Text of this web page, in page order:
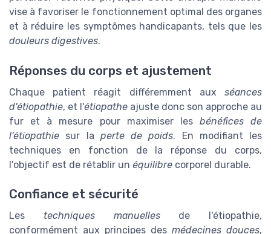
vise à favoriser le fonctionnement optimal des organes
et à réduire les symptômes handicapants, tels que les
douleurs digestives.
Réponses du corps et ajustement
Chaque patient réagit différemment aux séances
d'étiopathie, et l'étiopathe ajuste donc son approche au
fur et à mesure pour maximiser les bénéfices de
l'étiopathie sur la perte de poids. En modifiant les
techniques en fonction de la réponse du corps,
l'objectif est de rétablir un équilibre corporel durable.
Confiance et sécurité
Les techniques manuellesde l'étiopathie,
conformément aux principes des médecines douces,